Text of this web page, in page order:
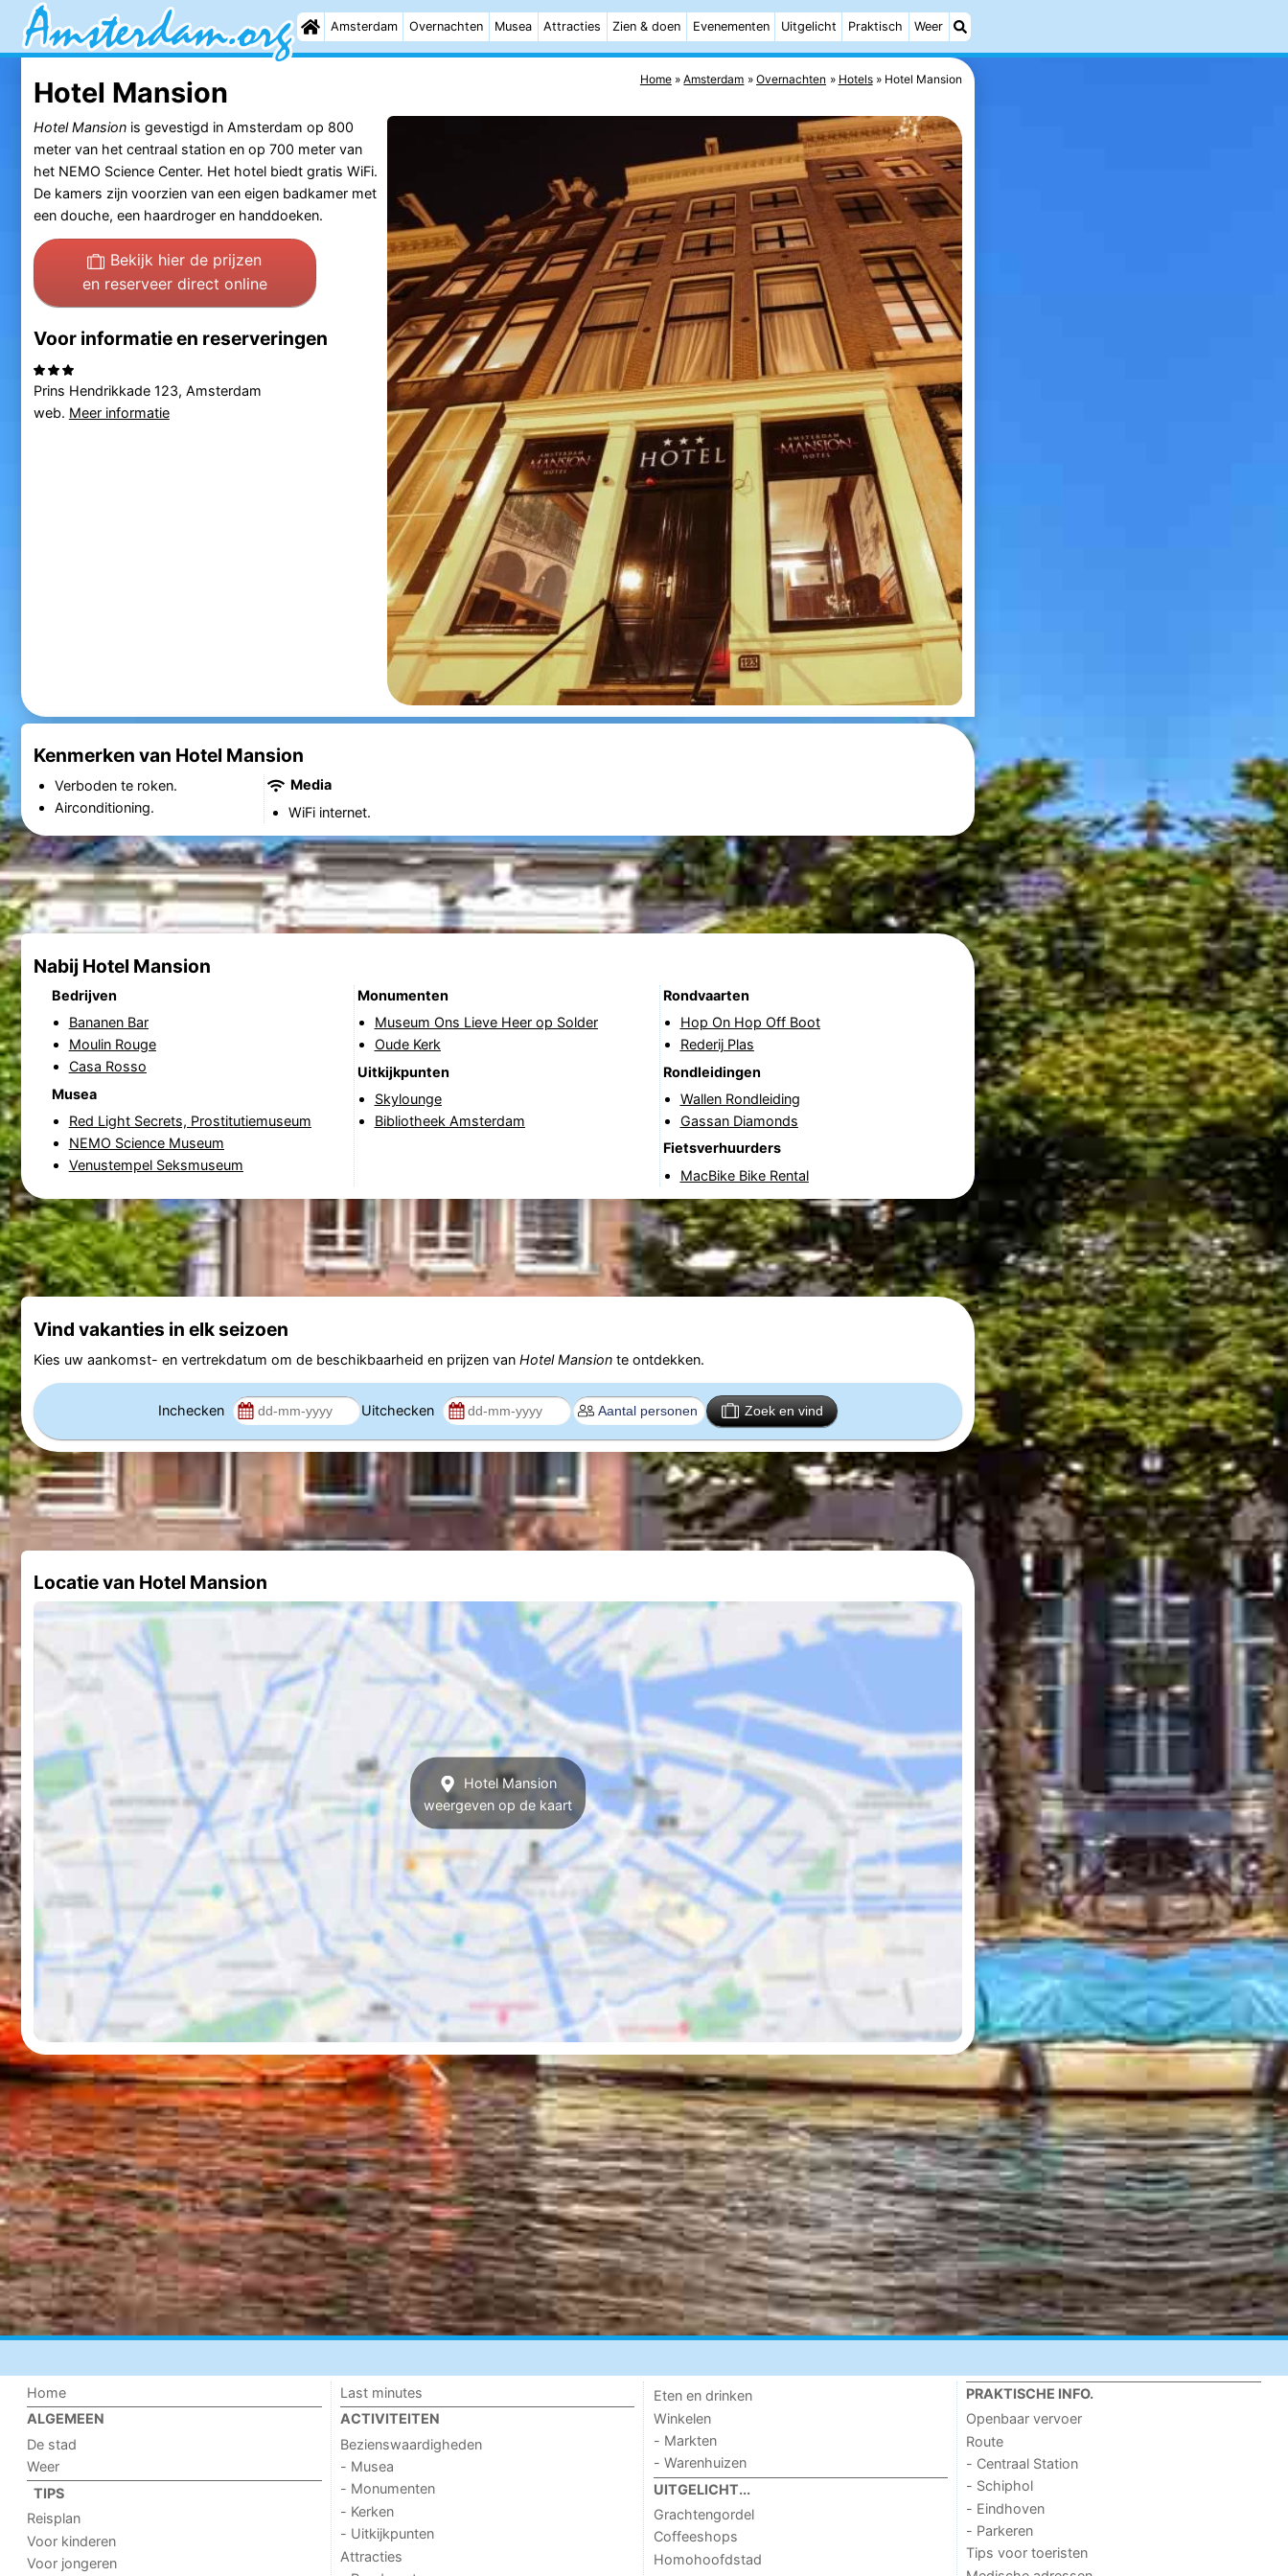
Amsterdam Overnachten Musea Attracties Zien & doen Evenementen Uitgelicht Praktisch Weer
Home Amsterdam Overnachten Hotels Hotel Mansion
Hotel Mansion
Hotel Mansionis gevestigd in Amsterdam op 800
meter van het centraal station en op 700 meter van
het NEMO Science Center. Het hotel biedt gratis WiFi.
De kamers zijn voorzien van een eigen badkamer met
een douche, een haardroger en handdoeken.
Bekijk hier de prijzen
en reserveer direct online
Voor informatie en reserveringen
Prins Hendrikkade 123, Amsterdam
web. Meer informatie
Kenmerken van Hotel Mansion
Verboden te roken.
Airconditioning.
Media
WiFi internet.
Nabij Hotel Mansion
Bedrijven
Bananen Bar
Moulin Rouge
Casa Rosso
Musea
Red Light Secrets, Prostitutiemuseum
NEMO Science Museum
Venustempel Seksmuseum
Monumenten
Museum Ons Lieve Heer op Solder
Oude Kerk
Uitkijkpunten
Skylounge
Bibliotheek Amsterdam
Rondvaarten
Hop On Hop Off Boot
Rederij Plas
Rondleidingen
Wallen Rondleiding
Gassan Diamonds
Fietsverhuurders
MacBike Bike Rental
Vind vakanties in elk seizoen
Kies uw aankomst- en vertrekdatum om de beschikbaarheid en prijzen van Hotel Mansionte ontdekken.
Inchecken Uitchecken Zoek en vind
Locatie van Hotel Mansion
Hotel Mansion
weergeven op de kaart
Home
ALGEMEEN
De stad
Weer
TIPS
Reisplan
Voor kinderen
Voor jongeren
Last minutes
ACTIVITEITEN
Bezienswaardigheden
- Musea
- Monumenten
- Kerken
- Uitkijkpunten
Attracties
Eten en drinken
Winkelen
- Markten
- Warenhuizen
UITGELICHT...
Grachtengordel
Coffeeshops
Homohoofdstad
PRAKTISCHE INFO.
Openbaar vervoer
Route
- Centraal Station
- Schiphol
- Eindhoven
- Parkeren
Tips voor toeristen